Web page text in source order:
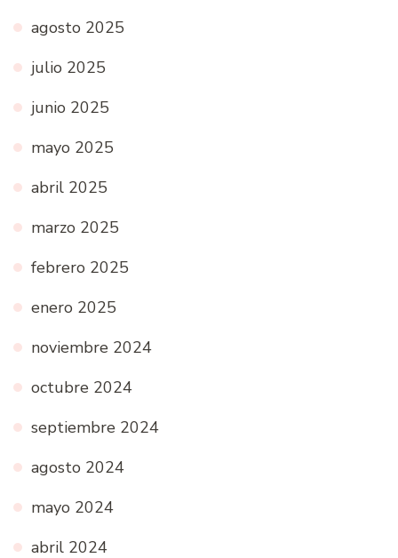
agosto 2025
julio 2025
junio 2025
mayo 2025
abril 2025
marzo 2025
febrero 2025
enero 2025
noviembre 2024
octubre 2024
septiembre 2024
agosto 2024
mayo 2024
abril 2024